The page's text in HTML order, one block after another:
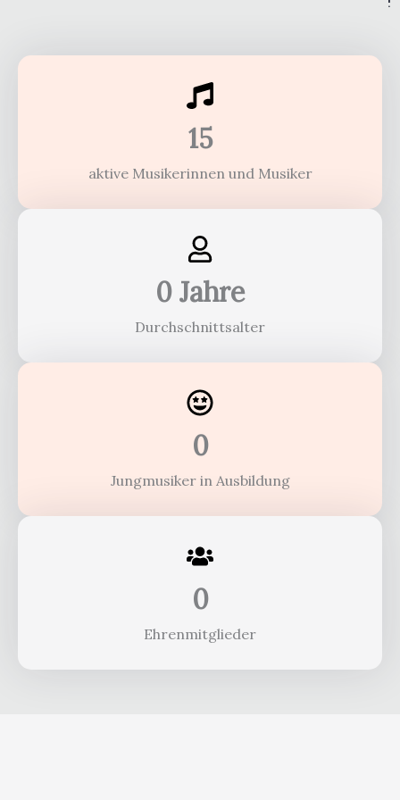
15
aktive Musikerinnen und Musiker
0 Jahre
Durchschnittsalter
0
Jungmusiker in Ausbildung
0
Ehrenmitglieder